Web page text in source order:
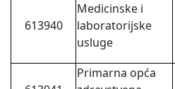
613940
Medicinske i
laboratorijske
usluge
Primarna opća